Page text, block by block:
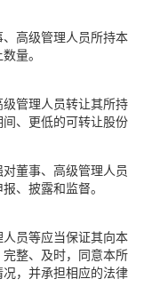
高级管理人员所持本
量。
管理人员转让其所持
、更低的可转让股份
董事、高级管理人员
、披露和监督。
员等应当保证其向本
整、及时，同意本所
，并承担相应的法律